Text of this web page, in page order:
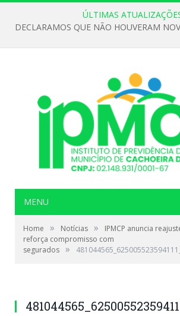
ÚLTIMAS
MENU
Home » Notícias »
IPMCP anuncia
reforça compromisso com
segurados »